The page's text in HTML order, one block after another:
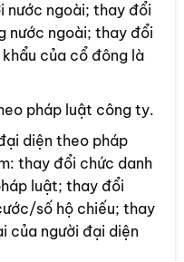
nước ngoài; thay đổi
nước ngoài; thay đổi
của cổ đông là
pháp luật công ty.
diện theo pháp
thay đổi chức danh
luật; thay đổi
số hộ chiếu; thay
của người đại diện